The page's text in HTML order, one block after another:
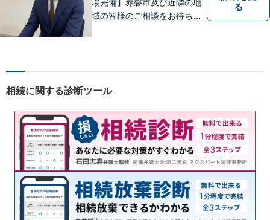
場完備】赤磐市及び近隣の地
域の皆様のご相談をお待ちし
る
相続に関する診断ツール